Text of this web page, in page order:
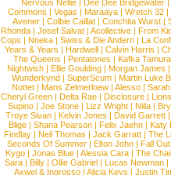
Nervous Nellie | Dee Dee Bridgewater |
Commons |Vegas |Maraaya |Wretch 32 |
Avener | Colbie Caillat | Conchita Wurst |
Rhonda | Josef Salvat | Acollective | From
Cops | Nneka | Swiss & Die Andern | La
Years & Years |Hardwell |Calvin Harris |
The Queens | Pentatones | Kafka Tamura
Nightwish |Ellie Goulding |Morgan James
Wunderkynd | SuperScum | Martin Luke
Nottet |Mans Zelmerloew |Alesso |
Cheryl Green |Delta Rae |Disclosure |
Supino |Joe Stone |Lizz Wright |Niila |
Troye Sivan | Kelvin Jones | David Garrett
Blige | Shana Pearson | Felix Jaehn | Katy
Findlay |Neil Thomas |Jack Garratt |The
Seconds Of Summer |Elton John |Fall
Kygo |Jonas Blue |Alessia Cara |The
Sara |Billy |Ollie Gabriel |Lucas Newman |
Axwel & Ingrosso | Alicia Keys | Justin